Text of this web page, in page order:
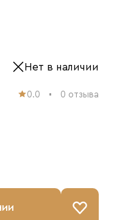
Нет в наличии
0.0 0 отзыва